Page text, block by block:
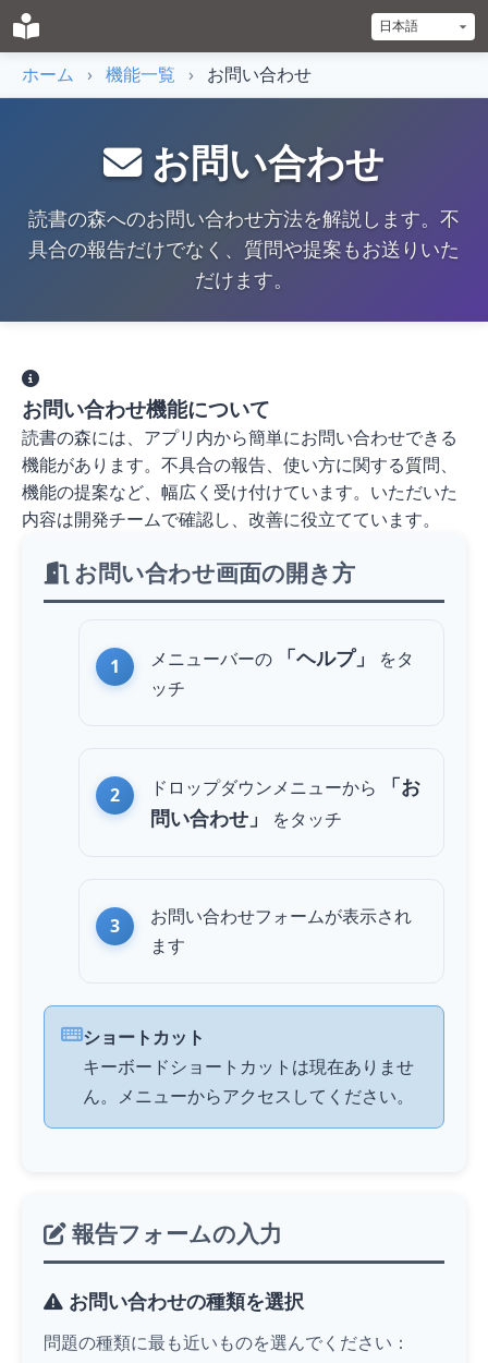
ホーム › 機能一覧 › お問い合わせ
お問い合わせ
読書の森へのお問い合わせ方法を解説します。不
具合の報告だけでなく、質問や提案もお送りいた
だけます。
お問い合わせ機能について
読書の森には、アプリ内から簡単にお問い合わせできる
機能があります。不具合の報告、使い方に関する質問、
機能の提案など、幅広く受け付けています。いただいた
内容は開発チームで確認し、改善に役立てています。
お問い合わせ画面の開き方
メニューバーの 「ヘルプ」 をタ
ッチ
ドロップダウンメニューから
「お
問い合わせ」
をタッチ
お問い合わせフォームが表示され
ます
ショートカット
キーボードショートカットは現在ありませ
ん。メニューからアクセスしてください。
報告フォームの入力
お問い合わせの種類を選択
問題の種類に最も近いものを選んでください：